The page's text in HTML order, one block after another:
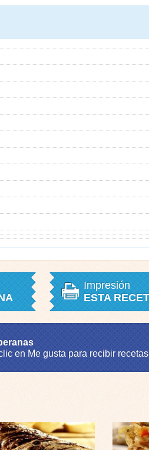
Impresión
ESTA
en Me gusta para recibir